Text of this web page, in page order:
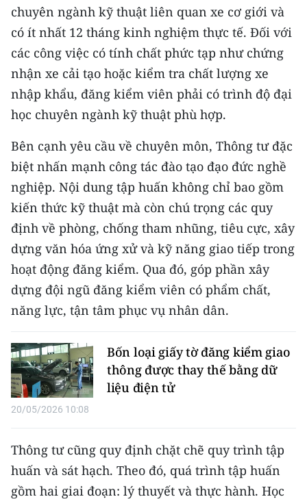
Media Giáo dục
Media Y tế
Media Khoa học - Công nghệ
Media Môi trường
Infographic
TIN MỚI
TIN ĐỊA PHƯƠNG
Trung du và miền núi phía Bắc
Đồng bằng sông Hồng
Duyên hải Nam Trung Bộ và Tây
Nguyên
Đông Nam Bộ
Chuyên trang Hà Nội
chuyên ngành kỹ thuật liên quan xe cơ giới và
có ít nhất 12 tháng kinh nghiệm thực tế. Đối với
các công việc có tính chất phức tạp như chứng
nhận xe cải tạo hoặc kiểm tra chất lượng xe
nhập khẩu, đăng kiểm viên phải có trình độ đại
học chuyên ngành kỹ thuật phù hợp.
Bên cạnh yêu cầu về chuyên môn, Thông tư đặc
biệt nhấn mạnh công tác đào tạo đạo đức nghề
nghiệp. Nội dung tập huấn không chỉ bao gồm
kiến thức kỹ thuật mà còn chú trọng các quy
định về phòng, chống tham nhũng, tiêu cực, xây
dựng văn hóa ứng xử và kỹ năng giao tiếp trong
hoạt động đăng kiểm. Qua đó, góp phần xây
dựng đội ngũ đăng kiểm viên có phẩm chất,
năng lực, tận tâm phục vụ nhân dân.
Bốn loại giấy tờ đăng kiểm giao
thông được thay thế bằng dữ
liệu điện tử
20/05/2026 10:08
Thông tư cũng quy định chặt chẽ quy trình tập
huấn và sát hạch. Theo đó, quá trình tập huấn
gồm hai giai đoạn: lý thuyết và thực hành. Học